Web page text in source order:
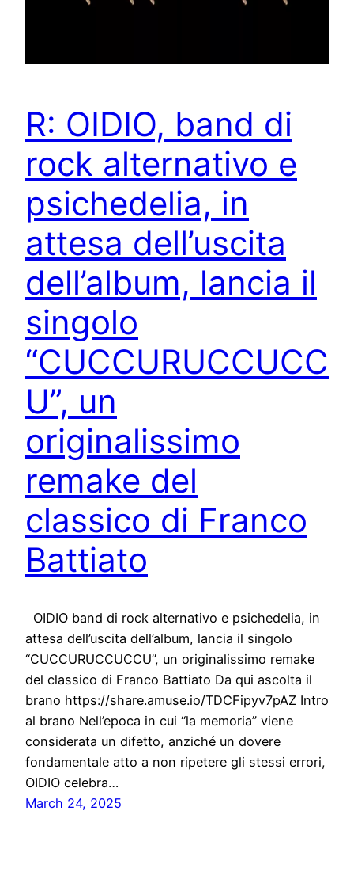
R: OIDIO, band di
rock alternativo e
psichedelia, in
attesa dell’uscita
dell’album, lancia il
singolo
“CUCCURUCCUCC
U”, un
originalissimo
remake del
classico di Franco
Battiato
OIDIO band di rock alternativo e psichedelia, in
attesa dell’uscita dell’album, lancia il singolo
“CUCCURUCCUCCU”, un originalissimo remake
del classico di Franco Battiato Da qui ascolta il
brano https://share.amuse.io/TDCFipyv7pAZ Intro
al brano Nell’epoca in cui “la memoria” viene
considerata un difetto, anziché un dovere
fondamentale atto a non ripetere gli stessi errori,
OIDIO celebra…
March 24, 2025